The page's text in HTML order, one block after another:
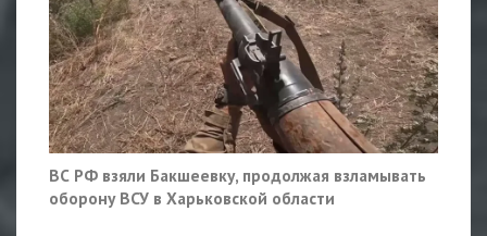
ВС РФ взяли Бакшеевку, продолжая взламывать
оборону ВСУ в Харьковской области